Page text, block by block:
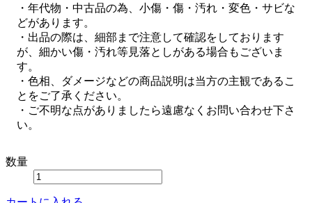
・年代物・中古品の為、小傷・傷・汚れ・変色・サビな
どがあります。
・出品の際は、細部まで注意して確認をしております
が、細かい傷・汚れ等見落としがある場合もございま
す。
・色相、ダメージなどの商品説明は当方の主観であるこ
とをご了承ください。
・ご不明な点がありましたら遠慮なくお問い合わせ下さ
い。
数量